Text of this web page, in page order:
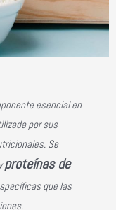
esencial en
por sus
Se
proteínas de
que las